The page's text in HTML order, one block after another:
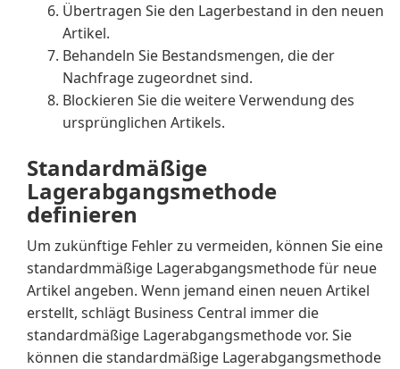
Übertragen Sie den Lagerbestand in den neuen
Artikel.
Behandeln Sie Bestandsmengen, die der
Nachfrage zugeordnet sind.
Blockieren Sie die weitere Verwendung des
ursprünglichen Artikels.
Standardmäßige
Lagerabgangsmethode
definieren
Um zukünftige Fehler zu vermeiden, können Sie eine
standardmmäßige Lagerabgangsmethode für neue
Artikel angeben. Wenn jemand einen neuen Artikel
erstellt, schlägt Business Central immer die
standardmäßige Lagerabgangsmethode vor. Sie
können die standardmäßige Lagerabgangsmethode